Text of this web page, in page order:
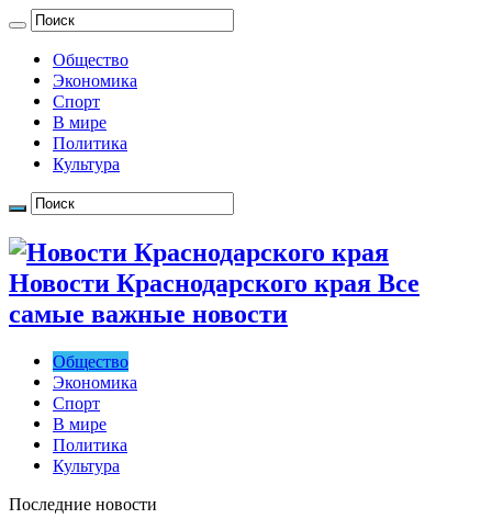
Общество
Экономика
Спорт
В мире
Политика
Культура
Новости Краснодарского края Все
самые важные новости
Общество
Экономика
Спорт
В мире
Политика
Культура
Последние новости